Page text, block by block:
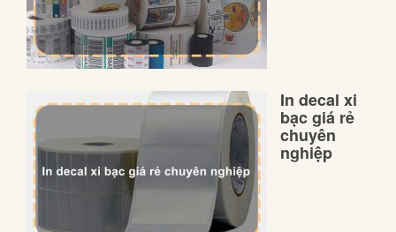
In decal xi
bạc giá rẻ
chuyên
nghiệp